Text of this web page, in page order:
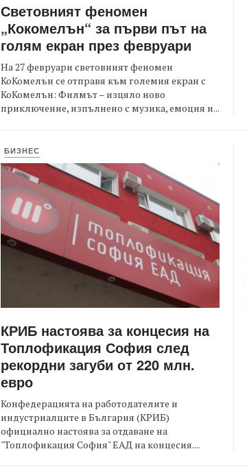
Световният феномен
„Кокомелън“ за първи път на
голям екран през февруари
На 27 февруари световният феномен
КоКомелън се отправя към големия екран с
КоКомелън: Филмът – изцяло ново
приключение, изпълнено с музика, емоция и...
БИЗНЕС
КРИБ настоява за концесия на
Топлофикация София след
рекордни загуби от 220 млн.
евро
Конфедерацията на работодателите и
индустриалците в България (КРИБ)
официално настоява за отдаване на
"Топлофикация София" ЕАД на концесия....